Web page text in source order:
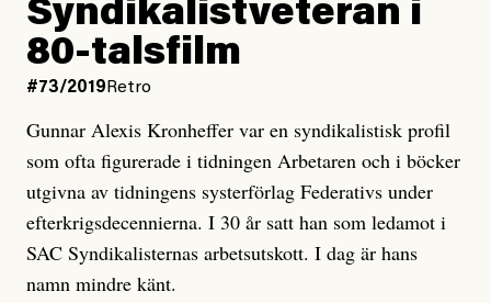
Syndikalistveteran i
80-talsfilm
#73/2019Retro
Gunnar Alexis Kronheffer var en syndikalistisk profil
som ofta figurerade i tidningen Arbetaren och i böcker
utgivna av tidningens systerförlag Federativs under
efterkrigsdecennierna. I 30 år satt han som ledamot i
SAC Syndikalisternas arbetsutskott. I dag är hans
namn mindre känt.